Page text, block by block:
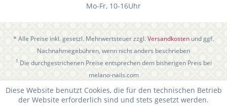
Mo-Fr, 10-16Uhr
* Alle Preise inkl. gesetzl. Mehrwertsteuer zzgl.Versandkosten und ggf.
Nachnahmegebühren, wenn nicht anders beschrieben
1 Die durchgestrichenen Preise entsprechen dem bisherigen Preis bei
melano-nails.com
Diese Website benutzt Cookies, die für den technischen Betrieb
der Website erforderlich sind und stets gesetzt werden.